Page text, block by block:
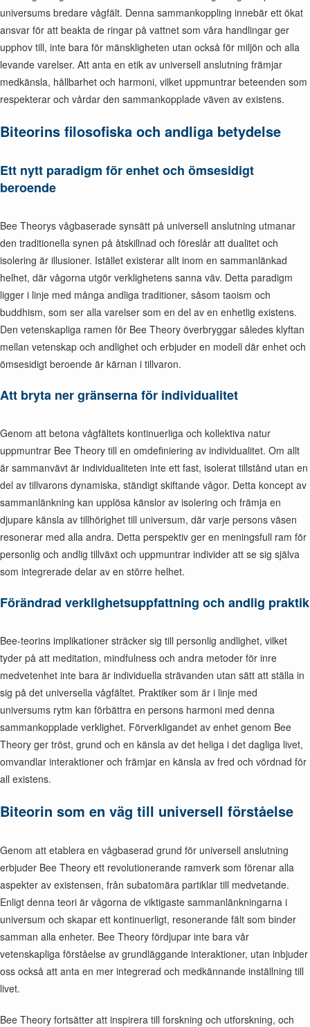
universums bredare vågfält. Denna sammankoppling innebär ett ökat
ansvar för att beakta de ringar på vattnet som våra handlingar ger
upphov till, inte bara för mänskligheten utan också för miljön och alla
levande varelser. Att anta en etik av universell anslutning främjar
medkänsla, hållbarhet och harmoni, vilket uppmuntrar beteenden som
respekterar och vårdar den sammankopplade väven av existens.
Biteorins filosofiska och andliga betydelse
Ett nytt paradigm för enhet och ömsesidigt
beroende
Bee Theorys vågbaserade synsätt på universell anslutning utmanar
den traditionella synen på åtskillnad och föreslår att dualitet och
isolering är illusioner. Istället existerar allt inom en sammanlänkad
helhet, där vågorna utgör verklighetens sanna väv. Detta paradigm
ligger i linje med många andliga traditioner, såsom taoism och
buddhism, som ser alla varelser som en del av en enhetlig existens.
Den vetenskapliga ramen för Bee Theory överbryggar således klyftan
mellan vetenskap och andlighet och erbjuder en modell där enhet och
ömsesidigt beroende är kärnan i tillvaron.
Att bryta ner gränserna för individualitet
Genom att betona vågfältets kontinuerliga och kollektiva natur
uppmuntrar Bee Theory till en omdefiniering av individualitet. Om allt
är sammanvävt är individualiteten inte ett fast, isolerat tillstånd utan en
del av tillvarons dynamiska, ständigt skiftande vågor. Detta koncept av
sammanlänkning kan upplösa känslor av isolering och främja en
djupare känsla av tillhörighet till universum, där varje persons väsen
resonerar med alla andra. Detta perspektiv ger en meningsfull ram för
personlig och andlig tillväxt och uppmuntrar individer att se sig själva
som integrerade delar av en större helhet.
Förändrad verklighetsuppfattning och andlig praktik
Bee-teorins implikationer sträcker sig till personlig andlighet, vilket
tyder på att meditation, mindfulness och andra metoder för inre
medvetenhet inte bara är individuella strävanden utan sätt att ställa in
sig på det universella vågfältet. Praktiker som är i linje med
universums rytm kan förbättra en persons harmoni med denna
sammankopplade verklighet. Förverkligandet av enhet genom Bee
Theory ger tröst, grund och en känsla av det heliga i det dagliga livet,
omvandlar interaktioner och främjar en känsla av fred och vördnad för
all existens.
Biteorin som en väg till universell förståelse
Genom att etablera en vågbaserad grund för universell anslutning
erbjuder Bee Theory ett revolutionerande ramverk som förenar alla
aspekter av existensen, från subatomära partiklar till medvetande.
Enligt denna teori är vågorna de viktigaste sammanlänkningarna i
universum och skapar ett kontinuerligt, resonerande fält som binder
samman alla enheter. Bee Theory fördjupar inte bara vår
vetenskapliga förståelse av grundläggande interaktioner, utan inbjuder
oss också att anta en mer integrerad och medkännande inställning till
livet.
Bee Theory fortsätter att inspirera till forskning och utforskning, och